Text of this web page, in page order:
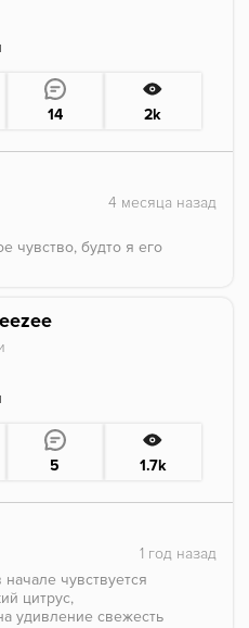
Для того чтобы
подойдет
14 2k
чувство, будто я его
голубику, от той,
это кислинка
сатира, но там
5 1.7k
чувствуется
цитрус,
удивление свежесть